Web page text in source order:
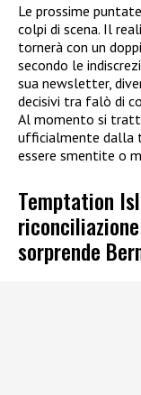
Le prossime
colpi di scena. Il
tornerà con un
secondo le
sua newsletter,
decisivi tra falò di
Al momento si
ufficialmente dalla
essere smentite o
Temptation
sorprende